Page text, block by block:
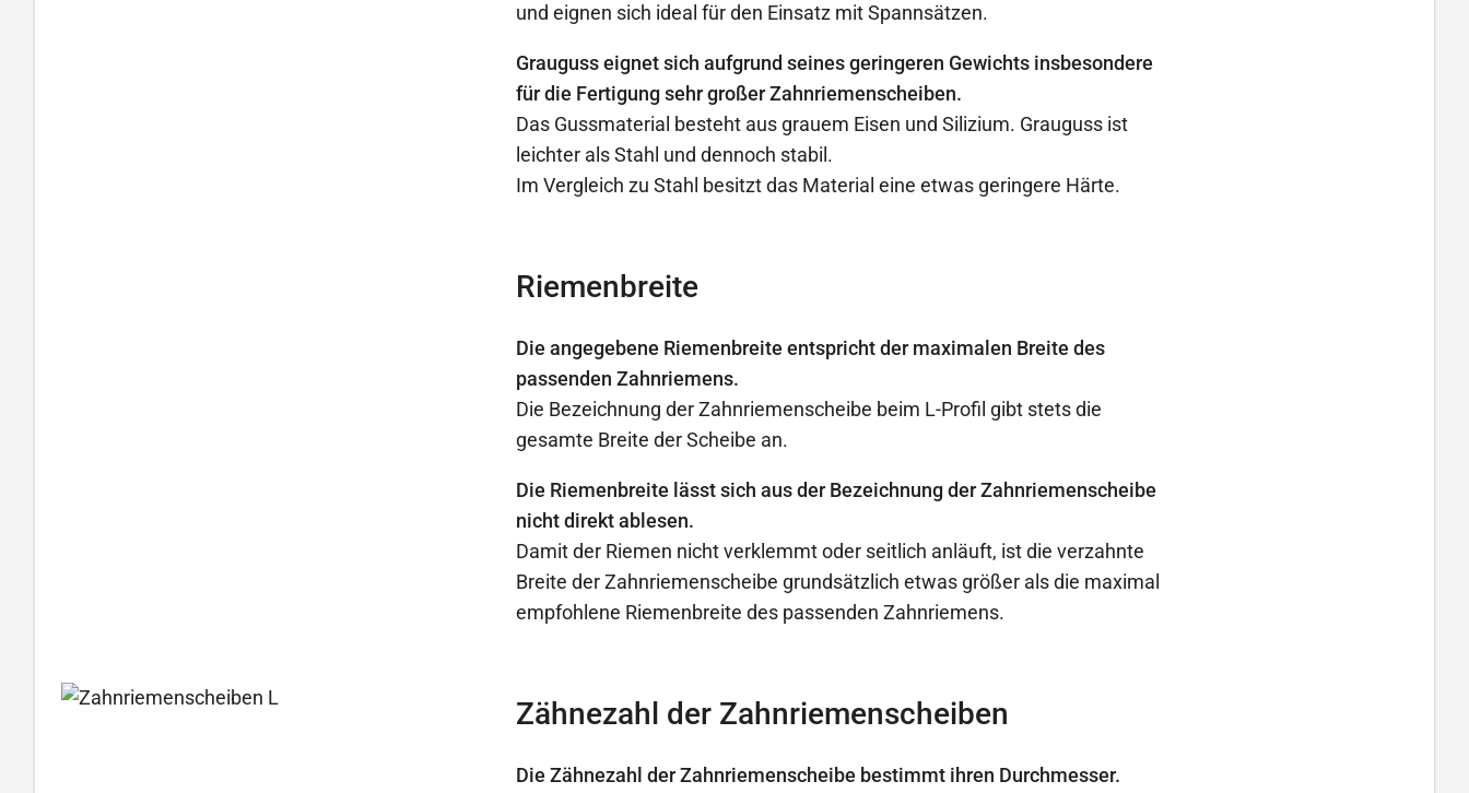
und eignen sich ideal für den Einsatz mit Spannsätzen.
Grauguss eignet sich aufgrund seines geringeren Gewichts insbesondere
für die Fertigung sehr großer Zahnriemenscheiben.
Das Gussmaterial besteht aus grauem Eisen und Silizium. Grauguss ist
leichter als Stahl und dennoch stabil.
Im Vergleich zu Stahl besitzt das Material eine etwas geringere Härte.
Riemenbreite
Die angegebene Riemenbreite entspricht der maximalen Breite des
passenden Zahnriemens.
Die Bezeichnung der Zahnriemenscheibe beim L-Profil gibt stets die
gesamte Breite der Scheibe an.
Die Riemenbreite lässt sich aus der Bezeichnung der Zahnriemenscheibe
nicht direkt ablesen.
Damit der Riemen nicht verklemmt oder seitlich anläuft, ist die verzahnte
Breite der Zahnriemenscheibe grundsätzlich etwas größer als die maximal
empfohlene Riemenbreite des passenden Zahnriemens.
Zähnezahl der Zahnriemenscheiben
Die Zähnezahl der Zahnriemenscheibe bestimmt ihren Durchmesser.